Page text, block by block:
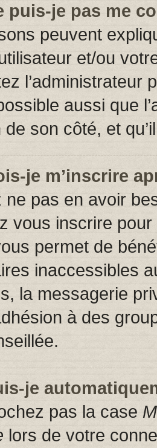
puis-je pas me
peuvent
et/ou
l’administrateur
aussi que
son côté, et
je m’inscrire
pas en avoir
vous inscrire
permet de
inaccessibles
la messagerie
à des
je
pas la case
lors de votre